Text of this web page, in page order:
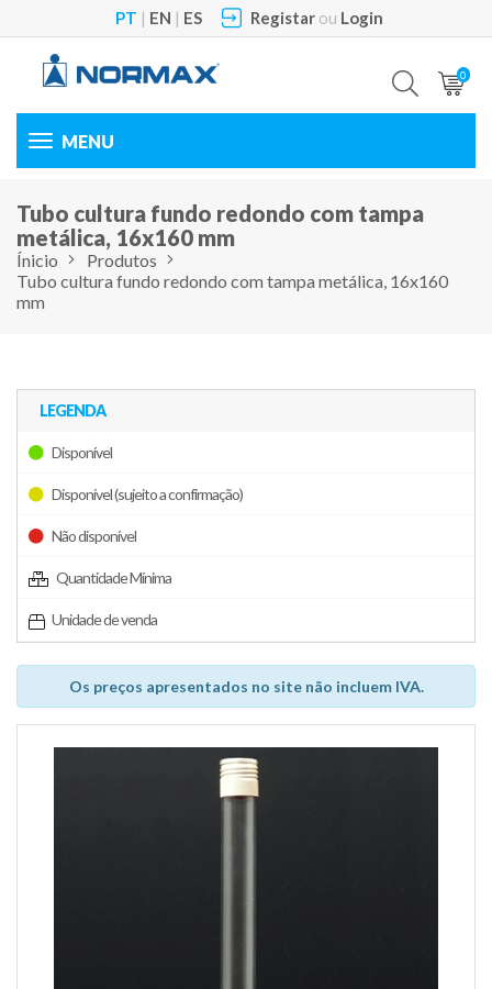
PT | EN | ES Registarou Login
0
Toggle
Tubo cultura fundo redondo com tampa
metálica, 16x160 mm
Ínicio
Produtos
Tubo cultura fundo redondo com tampa metálica, 16x160
mm
LEGENDA
Disponível
Disponível (sujeito a confirmação)
Não disponível
Quantidade Mínima
Unidade de venda
Os preços apresentados no site não incluem IVA.